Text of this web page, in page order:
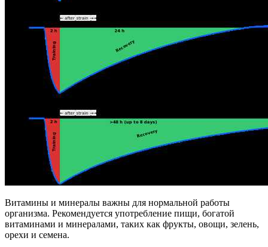
Витамины и минералы важны для нормальной работы
организма. Рекомендуется употребление пищи, богатой
витаминами и минералами, таких как фрукты, овощи, зелень,
орехи и семена.